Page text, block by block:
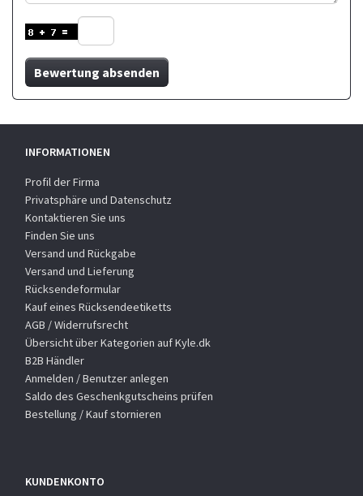
Bewertung absenden
INFORMATIONEN
Profil der Firma
Privatsphäre und Datenschutz
Kontaktieren Sie uns
Finden Sie uns
Versand und Rückgabe
Versand und Lieferung
Rücksendeformular
Kauf eines Rücksendeetiketts
AGB / Widerrufsrecht
Übersicht über Kategorien auf Kyle.dk
B2B Händler
Anmelden / Benutzer anlegen
Saldo des Geschenkgutscheins prüfen
Bestellung / Kauf stornieren
KUNDENKONTO